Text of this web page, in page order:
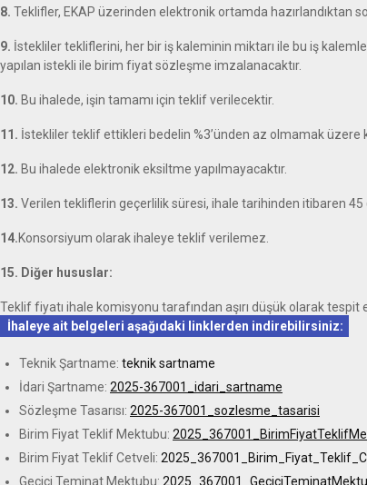
8. Teklifler, EKAP üzerinden elektronik ortamda
9. İstekliler tekliflerini, her bir iş kaleminin miktarı ile bu iş
yapılan istekli ile birim fiyat sözleşme imzalanacaktır.
10. Bu ihalede, işin tamamı için teklif verilecektir.
11. İstekliler teklif ettikleri bedelin %3’ünden az olmamak
12. Bu ihalede elektronik eksiltme yapılmayacaktır.
13. Verilen tekliflerin geçerlilik süresi, ihale tarihinden itibaren 45
14.Konsorsiyum olarak ihaleye teklif verilemez.
15. Diğer hususlar:
Teklif fiyatı ihale komisyonu tarafından aşırı düşük olarak
İhaleye ait belgeleri aşağıdaki linklerden indirebilirsiniz:
Teknik Şartname: teknik sartname
İdari Şartname: 2025-367001_idari_sartname
Sözleşme Tasarısı: 2025-367001_sozlesme_tasarisi
Birim Fiyat Teklif Mektubu:
Birim Fiyat Teklif Cetveli:
Geçici Teminat Mektubu: